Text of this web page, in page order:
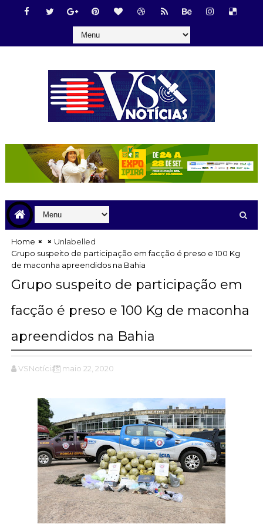
Home
Unlabelled
Grupo suspeito de participação em facção é preso e 100 Kg
de maconha apreendidos na Bahia
Grupo suspeito de participação em
facção é preso e 100 Kg de maconha
apreendidos na Bahia
VSNotícias maio 22, 2020